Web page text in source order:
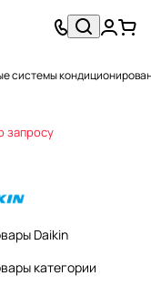
системы
запросу
Daikin
категории